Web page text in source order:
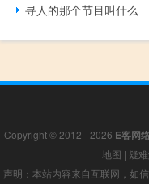
寻人的那个节目叫什么
Copyright © 2012 - 2026 E客网
地图 | 疑
声明：本站内容来自互联网，如